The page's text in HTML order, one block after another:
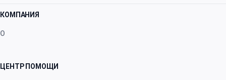
КОМПАНИЯ
О
ЦЕНТР ПОМОЩИ